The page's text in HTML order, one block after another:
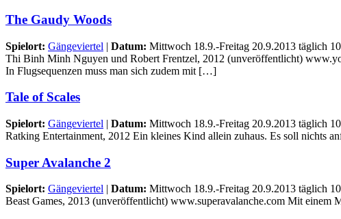
The Gaudy Woods
Spielort: Gängeviertel | Datum: Mittwoch 18.9.-Freitag 20.9.2013 täglich
Thi Binh Minh Nguyen und Robert Frentzel, 2012 (unveröffentlicht)
In Flugsequenzen muss man sich zudem mit […]
Tale of Scales
Spielort: Gängeviertel | Datum: Mittwoch 18.9.-Freitag 20.9.2013 täglich
Ratking Entertainment, 2012 Ein kleines Kind allein zuhaus. Es soll nichts
Super Avalanche 2
Spielort: Gängeviertel | Datum: Mittwoch 18.9.-Freitag 20.9.2013 täglich
Beast Games, 2013 (unveröffentlicht) www.superavalanche.com Mit